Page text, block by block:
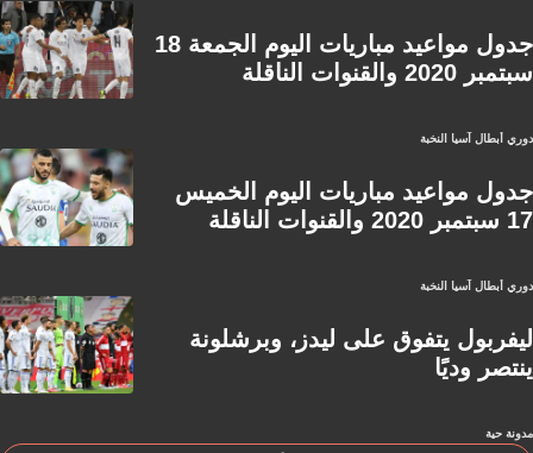
جدول مواعيد مباريات اليوم الجمعة 18
سبتمبر 2020 والقنوات الناقلة
دوري أبطال آسيا النخبة
جدول مواعيد مباريات اليوم الخميس
17 سبتمبر 2020 والقنوات الناقلة
دوري أبطال آسيا النخبة
ليفربول يتفوق على ليدز، وبرشلونة
ينتصر وديًا
مدونة حية